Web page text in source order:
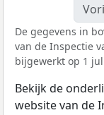
De gegevens in
van de Inspectie
bijgewerkt op 1
Bekijk de
website van de